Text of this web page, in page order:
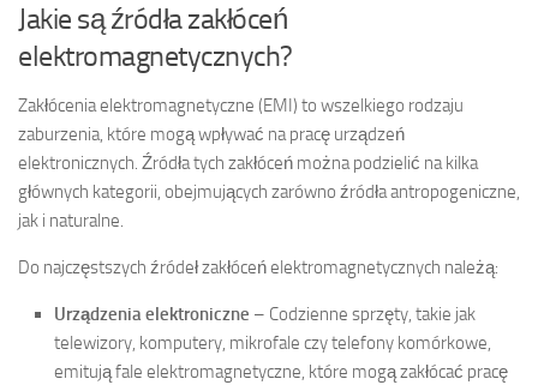
Jakie są źródła zakłóceń
elektromagnetycznych?
Zakłócenia elektromagnetyczne (EMI) to wszelkiego rodzaju
zaburzenia, które mogą wpływać na pracę urządzeń
elektronicznych. Źródła tych zakłóceń można podzielić na kilka
głównych kategorii, obejmujących zarówno źródła antropogeniczne,
jak i naturalne.
Do najczęstszych źródeł zakłóceń elektromagnetycznych należą:
Urządzenia elektroniczne – Codzienne sprzęty, takie jak
telewizory, komputery, mikrofale czy telefony komórkowe,
emitują fale elektromagnetyczne, które mogą zakłócać pracę